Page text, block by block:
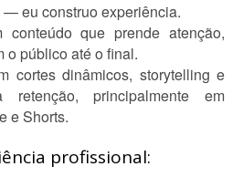
eu construo experiência.
conteúdo que prende atenção,
o público até o final.
cortes dinâmicos, storytelling e
retenção, principalmente em
e Shorts.
profissional: